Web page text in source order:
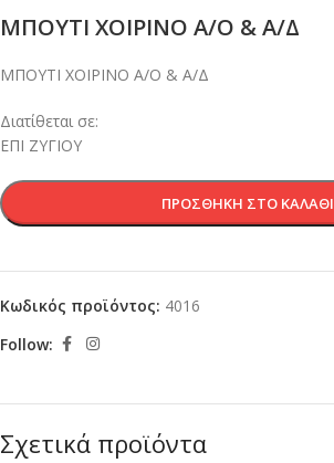
ΜΠΟΥΤΙ ΧΟΙΡΙΝΟ Α/Ο & Α/Δ
ΜΠΟΥΤΙ ΧΟΙΡΙΝΟ Α/Ο & Α/Δ
Διατίθεται σε:
ΕΠΙ ΖΥΓΙΟΥ
ΠΡΟΣΘΉΚΗ ΣΤΟ ΚΑΛΆΘΙ
Κωδικός προϊόντος: 4016
Follow:
Σχετικά προϊόντα